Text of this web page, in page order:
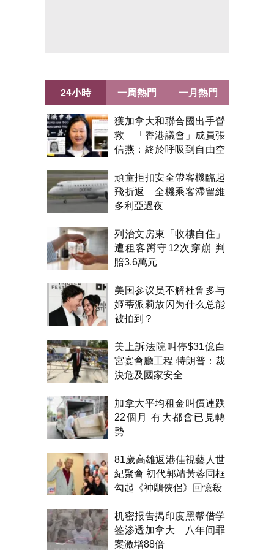
24小時
獲加拿大和聯合國出手營
救 「香港議會」成員張
信燕：終於呼吸到自由空
頑童拒扣安全帶客機臨起
飛折返 全機乘客滯留維
多利亞過夜
列治文房東「收樓自住」
遭租客蹲守12次穿崩 判
賠3.6萬元
美国参议员不解杜鲁多与
姬蒂派莉放闪为什么总能
被拍到？
美上訴法院叫停$31億白
宮宴會廳工程 特朗普：裁
決危及國家安全
加拿大平均租金叫價連跌
22個月 有大都會已見轉
勢
81歲高雄返港佳視藝人世
紀聚會 初代郭靖黃蓉同框
勾起《神鵰俠侶》回憶殺
机密报告揭印度黑帮借学
签渗透加拿大 八年间罪
案激增88倍
一周熱門 一月熱門